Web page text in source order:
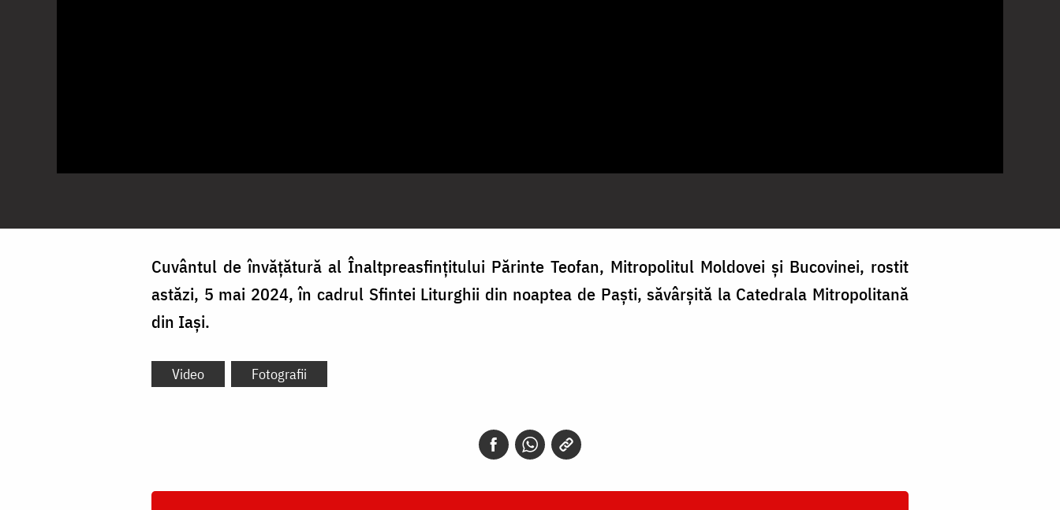
Cuvântul de învățătură al Înaltpreasfințitului Părinte Teofan, Mitropolitul Moldovei și Bucovinei, rostit
astăzi, 5 mai 2024, în cadrul Sfintei Liturghii din noaptea de Paști, săvârșită la Catedrala Mitropolitană
din Iași.
Video Fotografii